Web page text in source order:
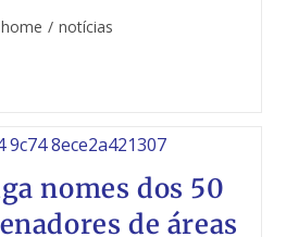
/ notícias
nomes dos 50
de áreas